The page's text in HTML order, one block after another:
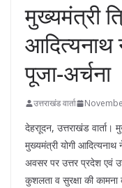
मुख्यमंत्री
आदित्यनाथ
पूजा-अर्चना
उत्तराखंड वार्ता
देहराूदन, उत्तराखंड
मुख्यमंत्री योगी
अवसर पर उत्तर प्रदेश एवं
कुशलता व सुरक्षा की कामना